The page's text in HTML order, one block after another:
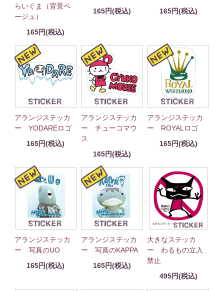
らいぐま（背景ベ
ージュ）
165円(税込)
165円(税込)
165円(税込)
アランジステッカ
ー YODAREロゴ
165円(税込)
アランジステッカ
ー チューコマウ
ス
165円(税込)
アランジステッカ
ー ROYALロゴ
165円(税込)
アランジステッカ
ー 写真のUO
165円(税込)
アランジステッカ
ー 写真のKAPPA
165円(税込)
大きなステッカ
ー わるもの立入
禁止
495円(税込)